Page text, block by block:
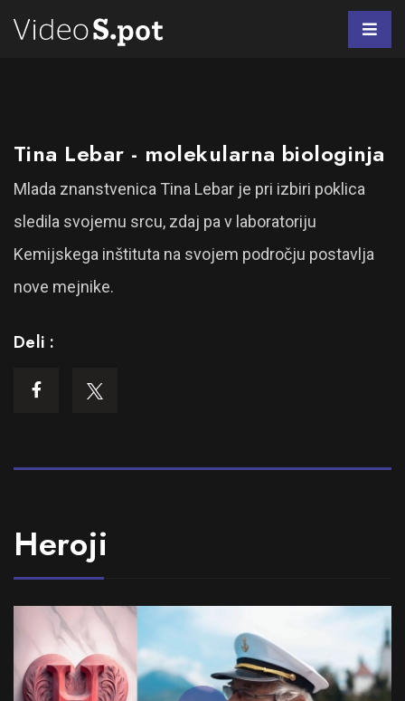
Tina Lebar - molekularna biologinja
Mlada znanstvenica Tina Lebar je pri izbiri poklica
sledila svojemu srcu, zdaj pa v laboratoriju
Kemijskega inštituta na svojem področju postavlja
nove mejnike.
Deli :
Heroji